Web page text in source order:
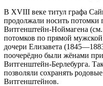
В XVIII веке титул графа
продолжали носить
Витгенштейн-Ноймагена
потомков по прямой
дочери Елизавета
поочерёдно были жёнами
Витгенштейн-Берлебурга.
позволяли сохранять
Витгенштейнов.